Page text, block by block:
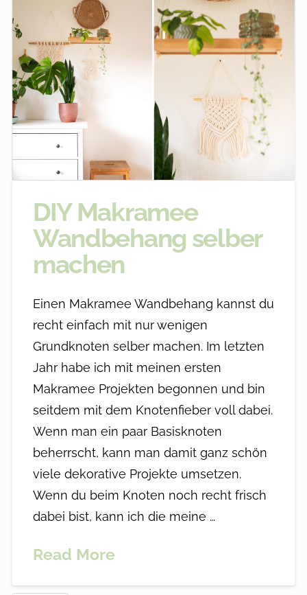
DIY Makramee
Wandbehang selber
machen
Einen Makramee Wandbehang kannst du
recht einfach mit nur wenigen
Grundknoten selber machen. Im letzten
Jahr habe ich mit meinen ersten
Makramee Projekten begonnen und bin
seitdem mit dem Knotenfieber voll dabei.
Wenn man ein paar Basisknoten
beherrscht, kann man damit ganz schön
viele dekorative Projekte umsetzen.
Wenn du beim Knoten noch recht frisch
dabei bist, kann ich die meine …
Read More